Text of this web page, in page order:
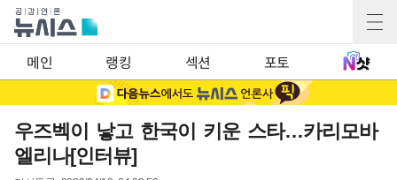
메인 랭킹 섹션 포토
우즈벡이 낳고 한국이 키운 스타…카리모바
엘리나[인터뷰]